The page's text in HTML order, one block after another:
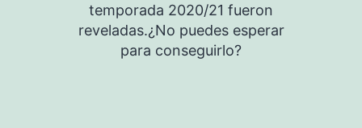
temporada 2020/21 fueron
reveladas.¿No puedes esperar
para conseguirlo?